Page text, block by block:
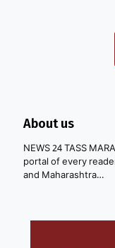
About us
NEWS 24 TASS
portal of every
and Maharashtra…